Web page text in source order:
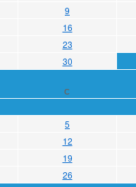
9
16
23
30
С
5
12
19
26